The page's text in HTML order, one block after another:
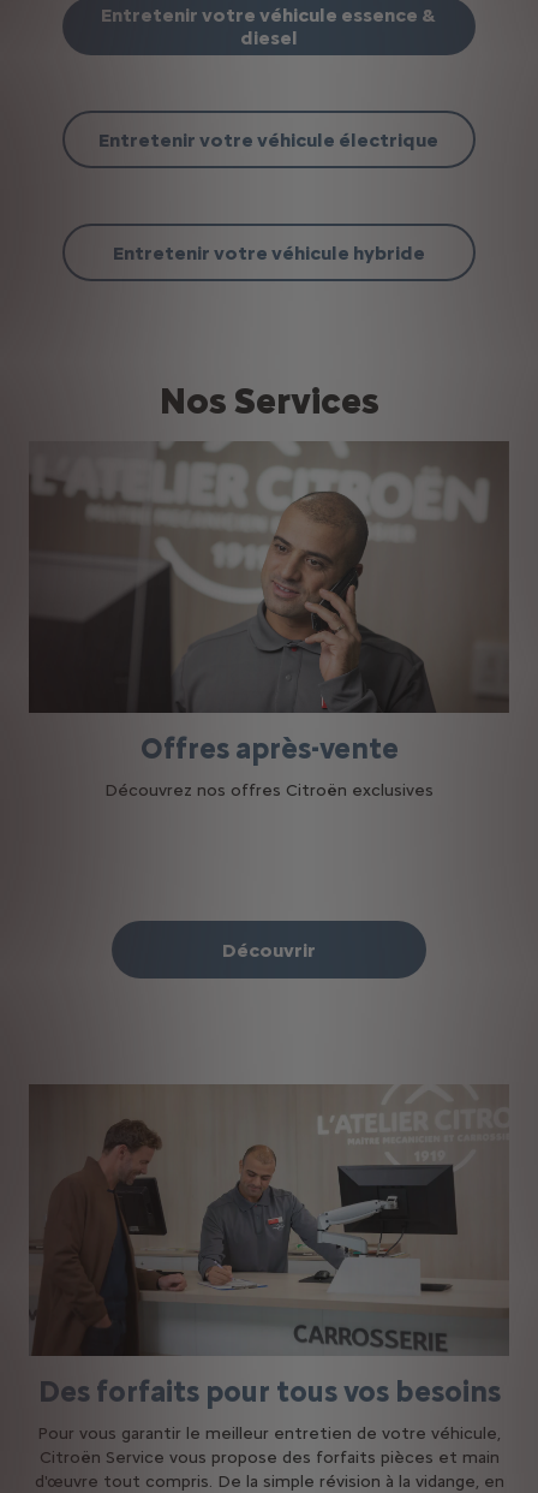
Entretenir votre véhicule essence &
diesel
Entretenir votre véhicule électrique
Entretenir votre véhicule hybride
Nos Services
Offres après-vente
Découvrez nos offres Citroën exclusives
Découvrir
Des forfaits pour tous vos besoins
Pour vous garantir le meilleur entretien de votre véhicule,
Citroën Service vous propose des forfaits pièces et main
d'œuvre tout compris. De la simple révision à la vidange, en